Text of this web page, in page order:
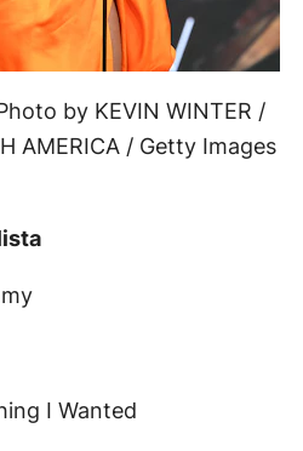
by KEVIN WINTER /
AMERICA / Getty Images
I Wanted